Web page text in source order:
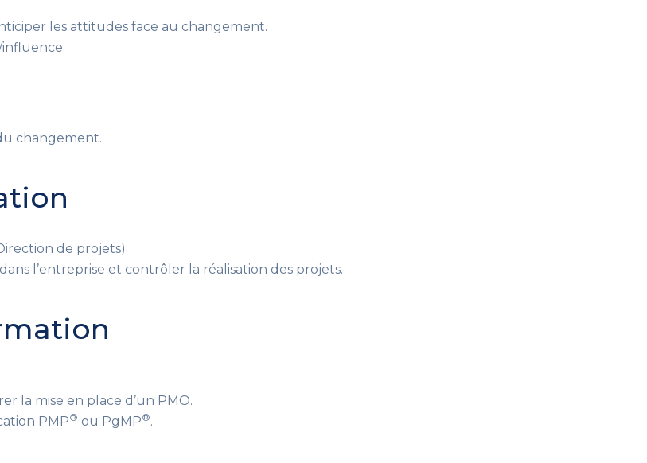
les attitudes face au changement.
influence.
changement.
de projets).
l’entreprise et contrôler la réalisation des projets.
la mise en place d’un PMO.
PMP® ou PgMP®.